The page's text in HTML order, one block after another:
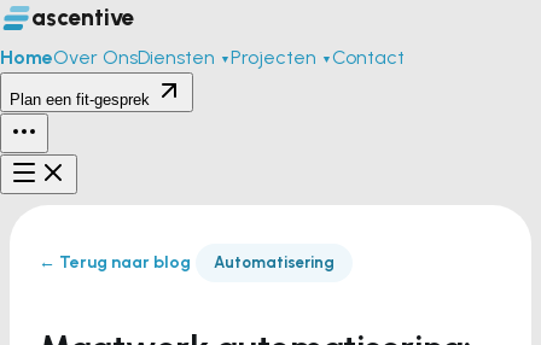
ascentive
HomeOver OnsDiensten ▼Projecten ▼Contact
Plan een fit-gesprek
← Terug naar blog Automatisering